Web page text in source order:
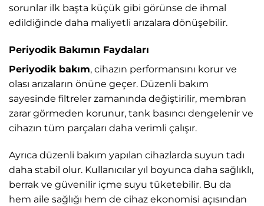
sorunlar ilk başta küçük gibi görünse de ihmal
edildiğinde daha maliyetli arızalara dönüşebilir.
Periyodik Bakımın Faydaları
Periyodik bakım, cihazın performansını korur ve
olası arızaların önüne geçer. Düzenli bakım
sayesinde filtreler zamanında değiştirilir, membran
zarar görmeden korunur, tank basıncı dengelenir ve
cihazın tüm parçaları daha verimli çalışır.
Ayrıca düzenli bakım yapılan cihazlarda suyun tadı
daha stabil olur. Kullanıcılar yıl boyunca daha sağlıklı,
berrak ve güvenilir içme suyu tüketebilir. Bu da
hem aile sağlığı hem de cihaz ekonomisi açısından